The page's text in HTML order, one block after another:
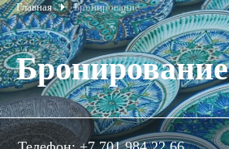
Главная Бронирование
Бронирование